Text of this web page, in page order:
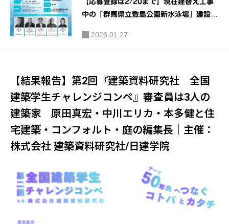
【応募登録は2/20まで】現在建替え工事
中の「群馬県立敷島公園新水泳場」建設現
ン・アート作品を募集するコンテスト！！
敷島公園新水泳場「仮囲いデザイン・ア
一般社団法人群馬県建設業協会・群馬県建
設事業協同組合
2026.01.27
【結果報告】第2回『建築資料研究社 全国
建築学生チャレンジコンペ』審査員は3人の
建築家 原田真宏・中川エリカ・本多健と住
宅建築・コンフォルト・庭の編集長｜主催：
株式会社 建築資料研究社/日建学院